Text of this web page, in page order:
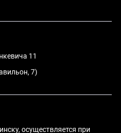
осуществляется при
11
7)